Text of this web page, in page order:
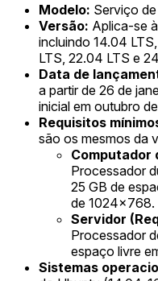
Modelo: Serviço
Versão: Aplica-se
incluindo 14.04
LTS, 22.04 LTS e
Data de
a partir de 26 de
inicial em outubro
Requisitos
são os mesmos da
Computador
Processador
25 GB de
de 1024x768.
Servidor
Processador
espaço livre
Sistemas